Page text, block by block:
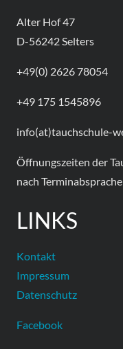
Alter Hof 47
D-56242 Selters
+49(0) 2626 78054
+49 175 1545896
info(at)tauchschule-
Öffnungszeiten der
nach Terminabsprache
LINKS
Kontakt
Impressum
Datenschutz
Facebook